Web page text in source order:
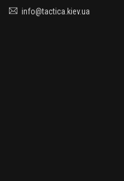
info@tactica.kiev.ua